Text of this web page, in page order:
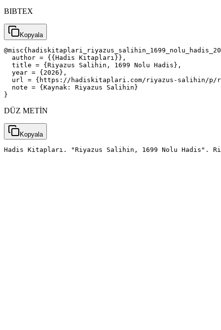
BIBTEX
Kopyala
  author = {{Hadis Kitapları}},
  title = {Riyazus Salihin, 1699 Nolu Hadis},
  year = {2026},
url = {https://hadiskitaplari.com/riyazus-salihin/
  note = {Kaynak: Riyazus Salihin}
}
DÜZ METİN
Kopyala
Hadis Kitapları. "Riyazus Salihin, 1699 Nolu Hadis".